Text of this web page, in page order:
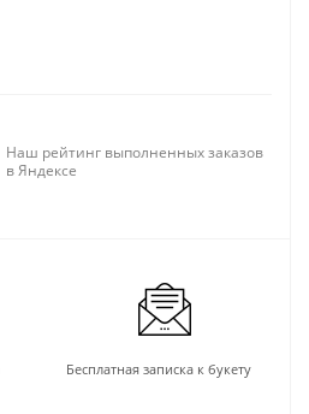
Наш рейтинг выполненных заказов
в Яндексе
Бесплатная записка к букету